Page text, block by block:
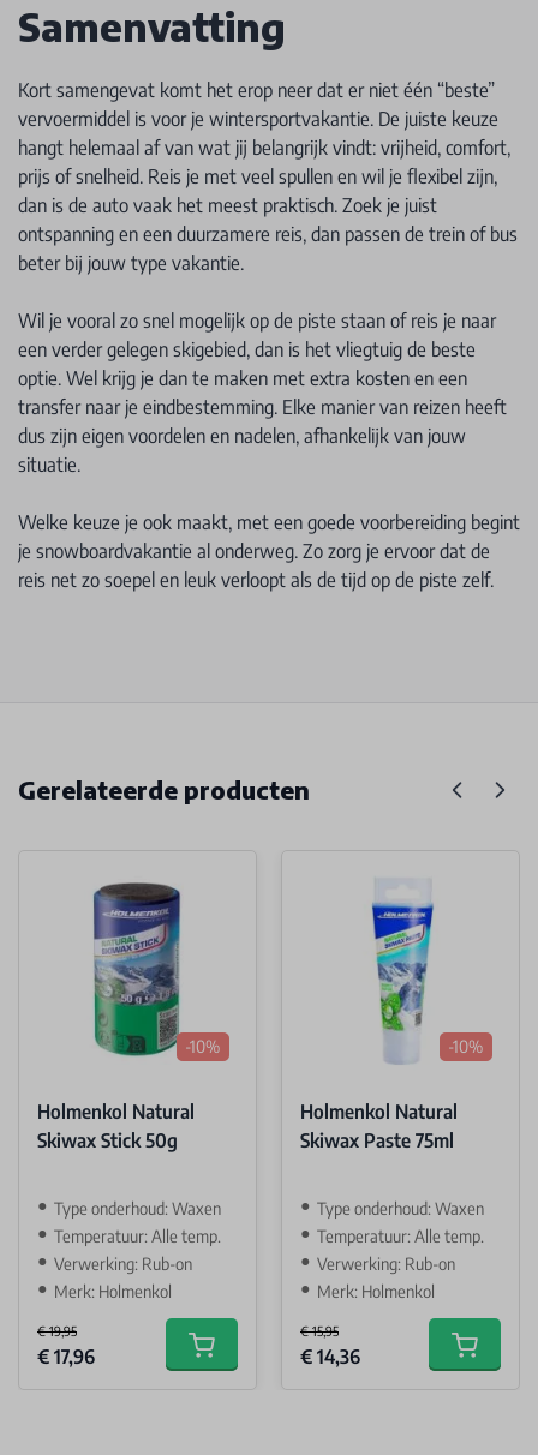
Samenvatting
Kort samengevat komt het erop neer dat er niet één “beste”
vervoermiddel is voor je wintersportvakantie. De juiste keuze
hangt helemaal af van wat jij belangrijk vindt: vrijheid, comfort,
prijs of snelheid. Reis je met veel spullen en wil je flexibel zijn,
dan is de auto vaak het meest praktisch. Zoek je juist
ontspanning en een duurzamere reis, dan passen de trein of bus
beter bij jouw type vakantie.
Wil je vooral zo snel mogelijk op de piste staan of reis je naar
een verder gelegen skigebied, dan is het vliegtuig de beste
optie. Wel krijg je dan te maken met extra kosten en een
transfer naar je eindbestemming. Elke manier van reizen heeft
dus zijn eigen voordelen en nadelen, afhankelijk van jouw
situatie.
Welke keuze je ook maakt, met een goede voorbereiding begint
je snowboardvakantie al onderweg. Zo zorg je ervoor dat de
reis net zo soepel en leuk verloopt als de tijd op de piste zelf.
Gerelateerde producten
-10%
Holmenkol Natural
Skiwax Stick 50g
Type onderhoud: Waxen
Temperatuur: Alle temp.
Verwerking: Rub-on
Merk: Holmenkol
€ 19,95
Special Price
€ 17,96 Add to cart
-10%
Holmenkol Natural
Skiwax Paste 75ml
Type onderhoud: Waxen
Temperatuur: Alle temp.
Verwerking: Rub-on
Merk: Holmenkol
€ 15,95
Special Price
€ 14,36 Add to